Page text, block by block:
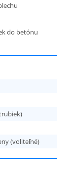
do betónu
(voliteľné)